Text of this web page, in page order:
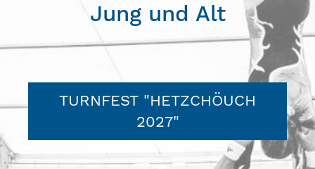
Jung und Alt
TURNFEST "HETZCHÖUCH
2027"